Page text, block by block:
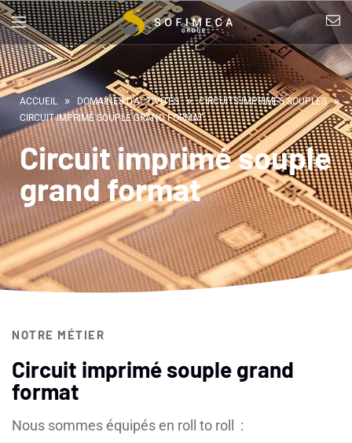
ACCUEIL » DOMAINES D’ACTIVITÉS » CIRCUITS IMPRIMÉS SOUPLES »
CIRCUIT IMPRIMÉ SOUPLE GRAND FORMAT
Circuit imprimé souple
grand format
NOTRE MÉTIER
Circuit imprimé souple grand
format
Nous sommes équipés en roll to roll :